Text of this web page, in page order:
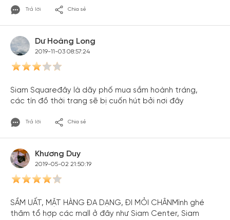
Trả lời Chia sẻ
Dư Hoàng Long
2019-11-03 08:57:24
Siam Squaređây là dãy phố mua sắm hoành tráng,
các tín đồ thời trang sẽ bị cuốn hút bởi nơi đây
Trả lời Chia sẻ
Khương Duy
2019-05-02 21:50:19
SẦM UẤT, MẶT HÀNG ĐA DẠNG, ĐI MỎI CHÂNMình ghé
thăm tổ hợp các mall ở đây như Siam Center, Siam